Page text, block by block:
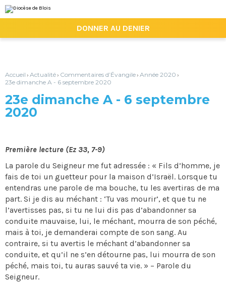
au
contenu.
la
personnels
DONNER AU DENIER
Accueil › Actualité› Commentaires d’Évangile› Année 2020 ›
23e dimanche A - 6 septembre 2020
23e dimanche A - 6 septembre
2020
Première lecture (Ez 33, 7-9)
La parole du Seigneur me fut adressée : « Fils d’homme, je
fais de toi un guetteur pour la maison d’Israël. Lorsque tu
entendras une parole de ma bouche, tu les avertiras de ma
part. Si je dis au méchant : ‘Tu vas mourir’, et que tu ne
l’avertisses pas, si tu ne lui dis pas d’abandonner sa
conduite mauvaise, lui, le méchant, mourra de son péché,
mais à toi, je demanderai compte de son sang. Au
contraire, si tu avertis le méchant d’abandonner sa
conduite, et qu’il ne s’en détourne pas, lui mourra de son
péché, mais toi, tu auras sauvé ta vie. » – Parole du
Seigneur.